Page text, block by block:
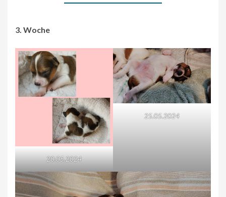
3. Woche
20.05.2024
25.05.2024